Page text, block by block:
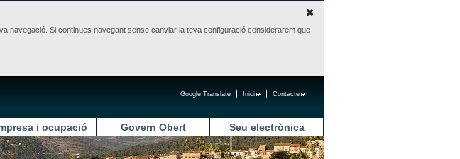
navegació. Si continues navegant sense canviar la teva configuració considerarem que
Contacte
Inici
Google Translate
i ocupació Govern Obert Seu electrònica